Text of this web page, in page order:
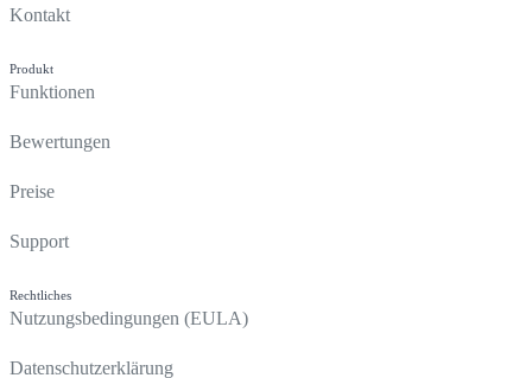
Kontakt
Produkt
Funktionen
Bewertungen
Preise
Support
Rechtliches
Nutzungsbedingungen (EULA)
Datenschutzerklärung